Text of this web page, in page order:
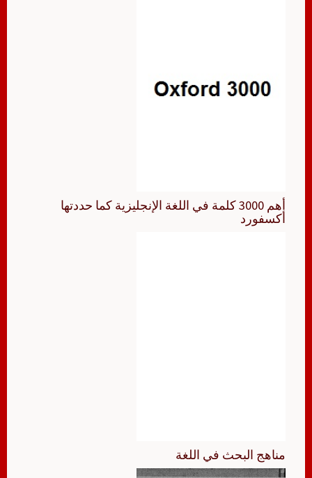
أهم 3000 كلمة في اللغة الإنجليزية كما حددتها
أكسفورد
مناهج البحث في اللغة